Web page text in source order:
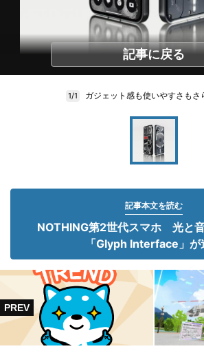
記事に戻る
1/1 ガジェット感も使いやすさもさ
記事本文を読む
NOTHING第2世代スマホ 光と
「Glyph Interface」が